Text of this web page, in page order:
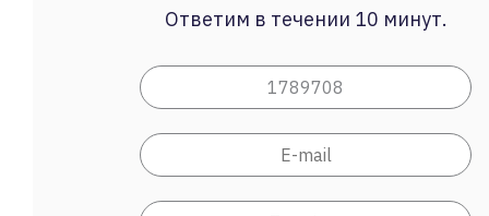
Ответим в течении 10 минут.